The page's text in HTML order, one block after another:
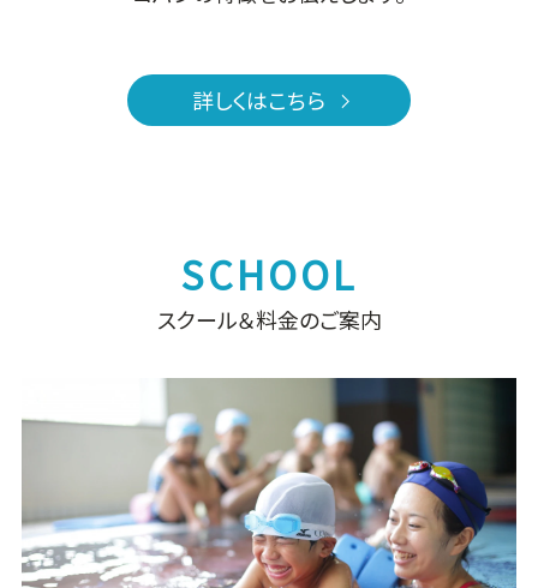
詳しくはこちら
スクール＆料金のご案内